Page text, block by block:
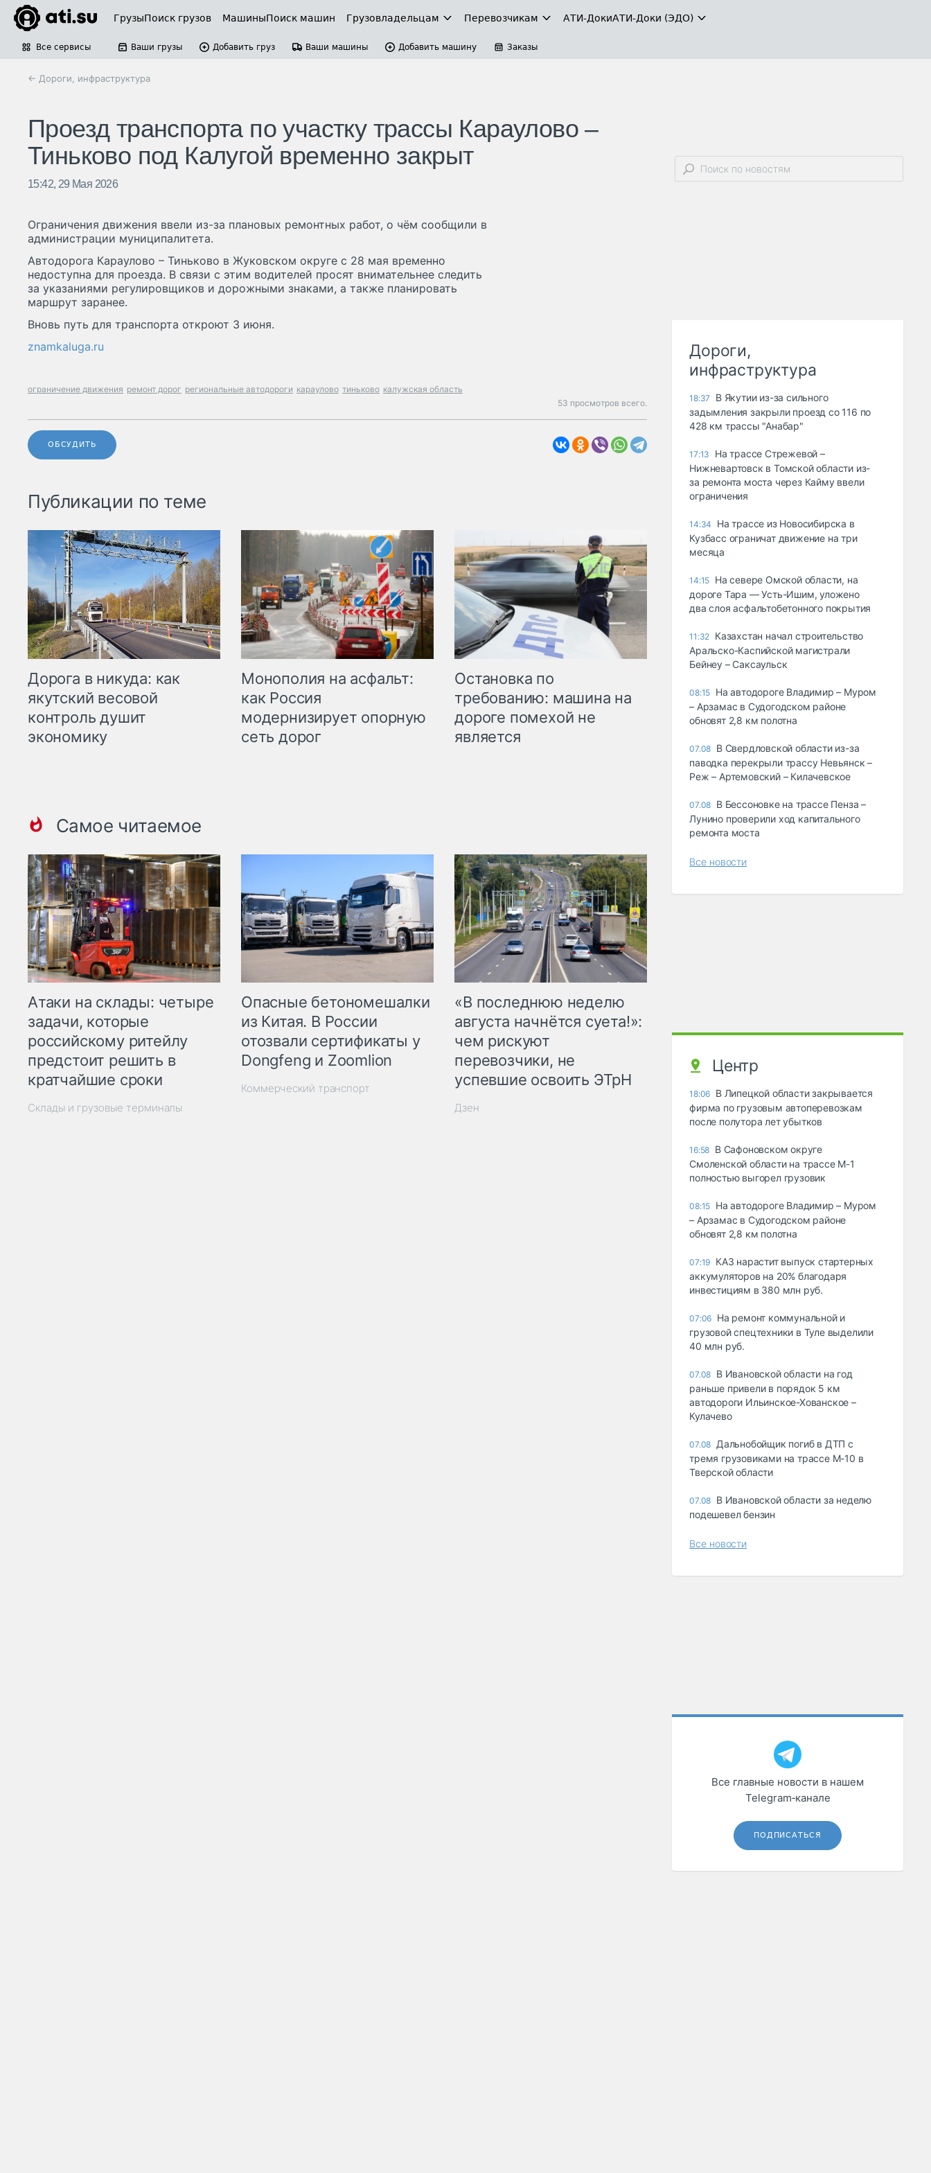
ГрузыПоиск грузов МашиныПоиск машин Грузовладельцам Перевозчикам АТИ-ДокиАТИ-Доки (ЭДО)
Все сервисы Ваши грузы Добавить груз Ваши машины Добавить машину Заказы
← Дороги, инфраструктура
Проезд транспорта по участку трассы Караулово –
Тиньково под Калугой временно закрыт
15:42, 29 Мая 2026
Ограничения движения ввели из-за плановых ремонтных работ, о чём сообщили в
администрации муниципалитета.
Автодорога Караулово – Тиньково в Жуковском округе с 28 мая временно
недоступна для проезда. В связи с этим водителей просят внимательнее следить
за указаниями регулировщиков и дорожными знаками, а также планировать
маршрут заранее.
Вновь путь для транспорта откроют 3 июня.
znamkaluga.ru
ограничение движения ремонт дорог региональные автодороги караулово тиньково калужская область
53 просмотров всего.
ОБСУДИТЬ
Публикации по теме
Дорога в никуда: как
якутский весовой
контроль душит
экономику
Монополия на асфальт:
как Россия
модернизирует опорную
сеть дорог
Остановка по
требованию: машина на
дороге помехой не
является
Самое читаемое
Атаки на склады: четыре
задачи, которые
российскому ритейлу
предстоит решить в
кратчайшие сроки
Склады и грузовые терминалы
Опасные бетономешалки
из Китая. В России
отозвали сертификаты у
Dongfeng и Zoomlion
Коммерческий транспорт
«В последнюю неделю
августа начнётся суета!»:
чем рискуют
перевозчики, не
успевшие освоить ЭТрН
Дзен
Дороги,
инфраструктура
18:37
В Якутии из-за сильного
задымления закрыли проезд со 116 по
428 км трассы "Анабар"
17:13
На трассе Стрежевой –
Нижневартовск в Томской области из-
за ремонта моста через Кайму ввели
ограничения
14:34
На трассе из Новосибирска в
Кузбасс ограничат движение на три
месяца
14:15 На севере Омской области, на
дороге Тара — Усть-Ишим, уложено
два слоя асфальтобетонного покрытия
11:32 Казахстан начал строительство
Аральско-Каспийской магистрали
Бейнеу – Саксаульск
08:15 На автодороге Владимир – Муром
– Арзамас в Судогодском районе
обновят 2,8 км полотна
07.08 В Свердловской области из-за
паводка перекрыли трассу Невьянск –
Реж – Артемовский – Килачевское
07.08 В Бессоновке на трассе Пенза –
Лунино проверили ход капитального
ремонта моста
Все новости
Центр
18:06 В Липецкой области закрывается
фирма по грузовым автоперевозкам
после полутора лет убытков
16:58 В Сафоновском округе
Смоленской области на трассе М-1
полностью выгорел грузовик
08:15 На автодороге Владимир – Муром
– Арзамас в Судогодском районе
обновят 2,8 км полотна
07:19 КАЗ нарастит выпуск стартерных
аккумуляторов на 20% благодаря
инвестициям в 380 млн руб.
07:06 На ремонт коммунальной и
грузовой спецтехники в Туле выделили
40 млн руб.
07.08 В Ивановской области на год
раньше привели в порядок 5 км
автодороги Ильинское-Хованское –
Кулачево
07.08 Дальнобойщик погиб в ДТП с
тремя грузовиками на трассе М-10 в
Тверской области
07.08 В Ивановской области за неделю
подешевел бензин
Все новости
Все главные новости в нашем
Telegram‑канале
ПОДПИСАТЬСЯ